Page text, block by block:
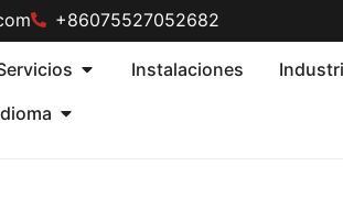
+86075527052682
Instalaciones